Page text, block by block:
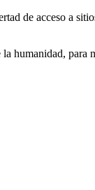
de acceso a
humanidad, para